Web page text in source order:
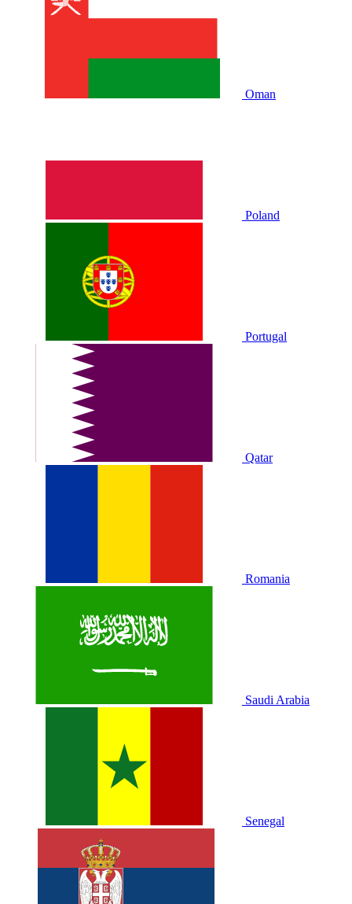
Oman
Poland
Portugal
Qatar
Romania
Saudi Arabia
Senegal